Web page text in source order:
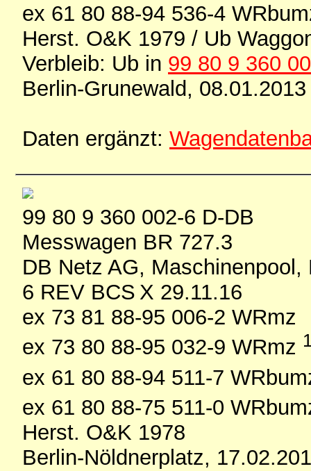
ex 61 80 88-94 536-4
Herst. O&K 1979 / Ub
Verbleib: Ub in 99 80 9 360
Berlin-Grunewald, 08.01.2013
Daten ergänzt:
99 80 9 360 002-6 D-DB
Messwagen BR 727.3
DB Netz AG, Maschinenpool,
6 REV BCS X 29.11.16
ex 73 81 88-95 006-2 WRmz
ex 73 80 88-95 032-9 WRmz
ex 61 80 88-94 511-7
ex 61 80 88-75 511-0
Herst. O&K 1978
Berlin-Nöldnerplatz,